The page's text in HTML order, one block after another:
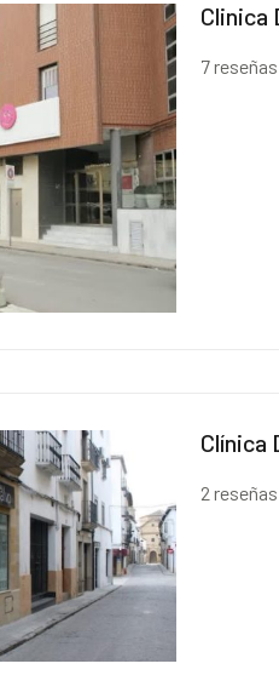
Clinica
7 reseñas
Clínica
2 reseñas